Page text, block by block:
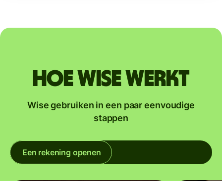
Hoe Wise werkt
Wise gebruiken in een paar eenvoudige
stappen
Een rekening openen